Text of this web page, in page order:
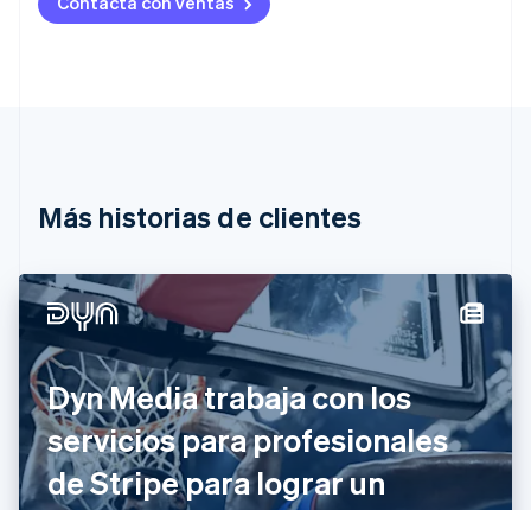
Más historias de clientes
Dyn Media trabaja con los
servicios para profesionales
de Stripe para lograr un
English
English
Canadá
China continental
简体中文English
Chipre
English
Croacia
EnglishItaliano
Dinamarca
English
Emiratos Árabes Unidos
English